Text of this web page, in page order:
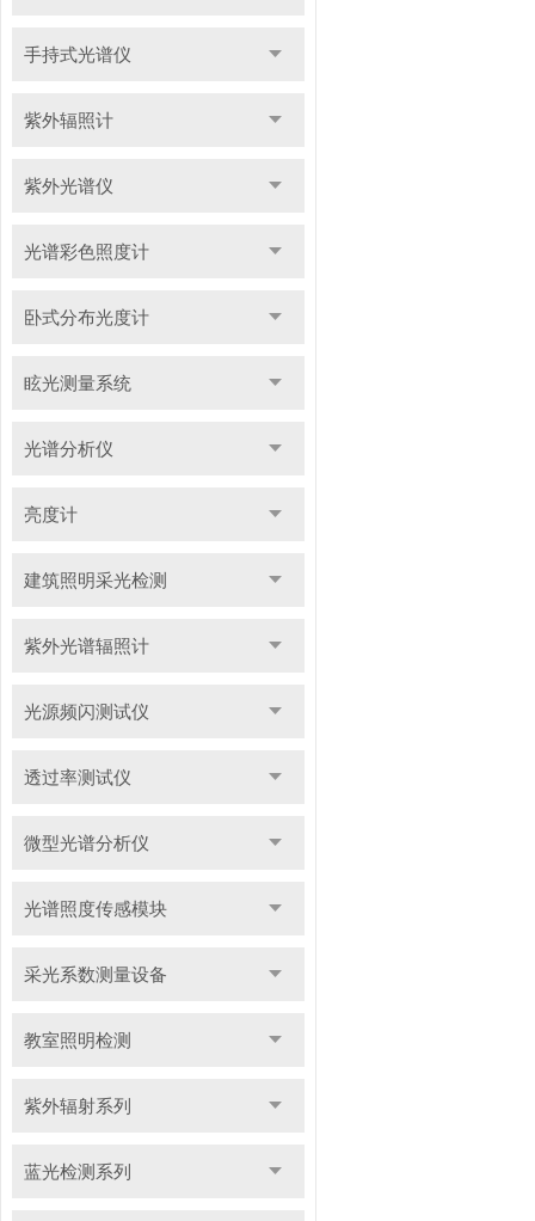
手持式光谱仪
紫外辐照计
紫外光谱仪
光谱彩色照度计
卧式分布光度计
眩光测量系统
光谱分析仪
亮度计
建筑照明采光检测
紫外光谱辐照计
光源频闪测试仪
透过率测试仪
微型光谱分析仪
光谱照度传感模块
采光系数测量设备
教室照明检测
紫外辐射系列
蓝光检测系列